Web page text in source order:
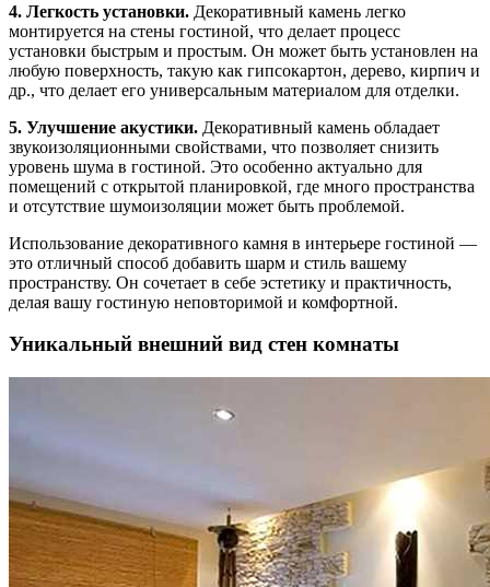
4. Легкость установки. Декоративный камень легко
монтируется на стены гостиной, что делает процесс
установки быстрым и простым. Он может быть установлен на
любую поверхность, такую как гипсокартон, дерево, кирпич и
др., что делает его универсальным материалом для отделки.
5. Улучшение акустики. Декоративный камень обладает
звукоизоляционными свойствами, что позволяет снизить
уровень шума в гостиной. Это особенно актуально для
помещений с открытой планировкой, где много пространства
и отсутствие шумоизоляции может быть проблемой.
Использование декоративного камня в интерьере гостиной —
это отличный способ добавить шарм и стиль вашему
пространству. Он сочетает в себе эстетику и практичность,
делая вашу гостиную неповторимой и комфортной.
Уникальный внешний вид стен комнаты